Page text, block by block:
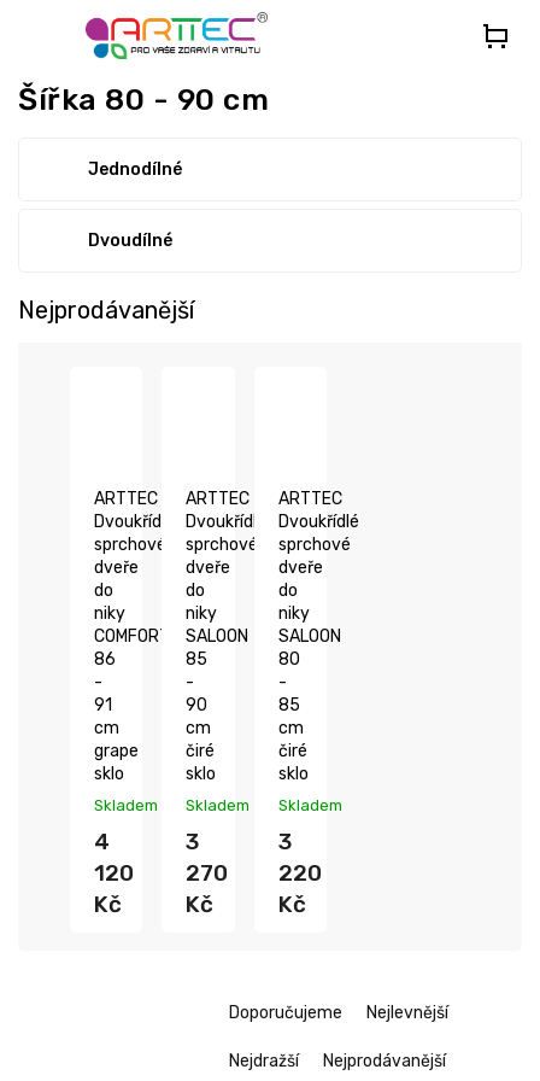
Šířka 80 - 90 cm
Jednodílné
Dvoudílné
Nejprodávanější
ARTTEC
Dvoukřídlé
sprchové
dveře
do
niky
COMFORT
86
-
91
cm
grape
sklo
Skladem
4
120
Kč
ARTTEC
Dvoukřídlé
sprchové
dveře
do
niky
SALOON
85
-
90
cm
čiré
sklo
Skladem
3
270
Kč
ARTTEC
Dvoukřídlé
sprchové
dveře
do
niky
SALOON
80
-
85
cm
čiré
sklo
Skladem
3
220
Kč
ŘDoporučujeme Nejlevnější
Nejdražší Nejprodávanější